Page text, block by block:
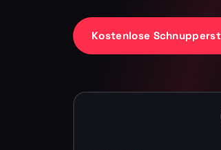
Kostenlose